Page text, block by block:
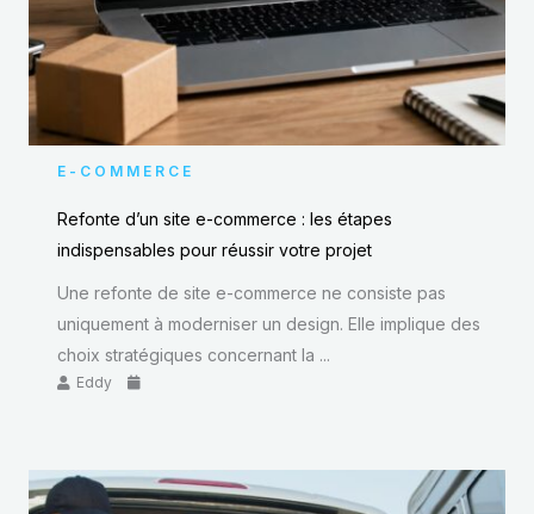
E-COMMERCE
Refonte d’un site e-commerce : les étapes
indispensables pour réussir votre projet
Une refonte de site e-commerce ne consiste pas
uniquement à moderniser un design. Elle implique des
choix stratégiques concernant la ...
Eddy